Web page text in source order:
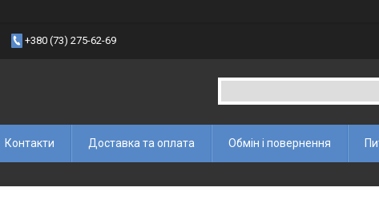
+380 (73) 275-62-69
Контакти Доставка та оплата Обмін і повернення